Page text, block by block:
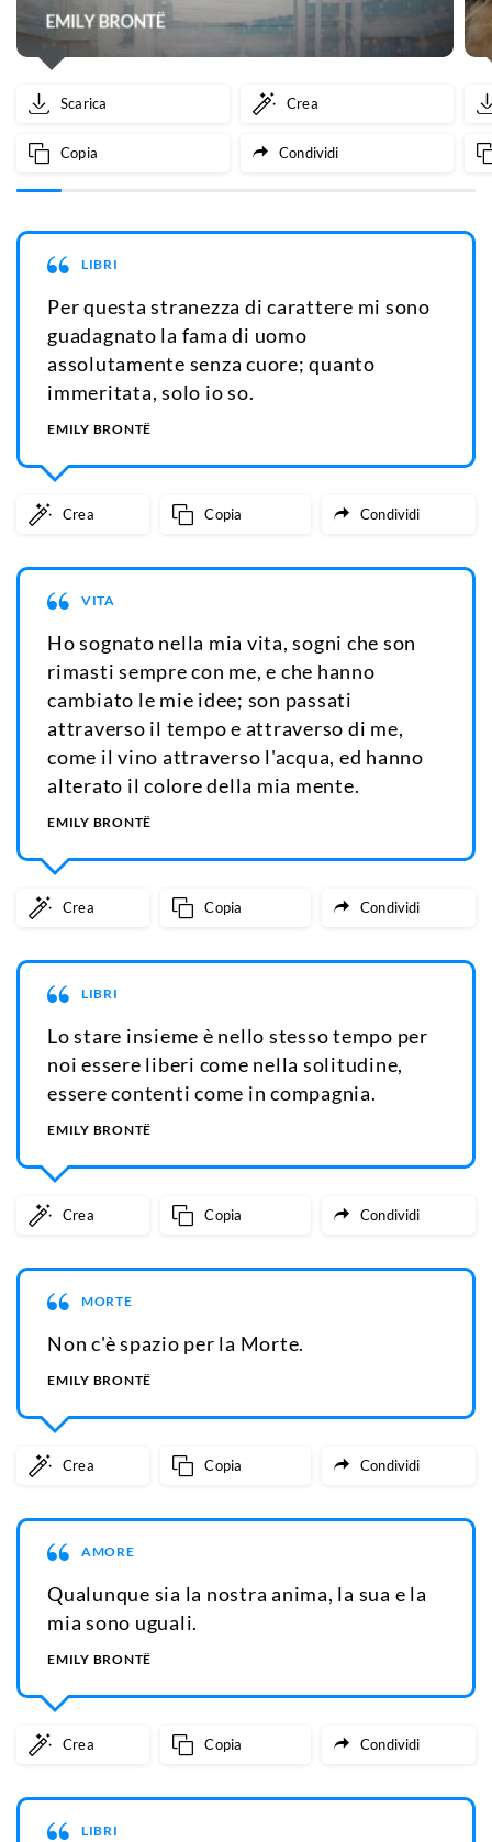
Scarica Crea
Copia Condividi
LIBRI
Per questa stranezza di carattere mi sono
guadagnato la fama di uomo
assolutamente senza cuore; quanto
immeritata, solo io so.
EMILY BRONTË
Crea Copia Condividi
VITA
Ho sognato nella mia vita, sogni che son
rimasti sempre con me, e che hanno
cambiato le mie idee; son passati
attraverso il tempo e attraverso di me,
come il vino attraverso l'acqua, ed hanno
alterato il colore della mia mente.
EMILY BRONTË
Crea Copia Condividi
LIBRI
Lo stare insieme è nello stesso tempo per
noi essere liberi come nella solitudine,
essere contenti come in compagnia.
EMILY BRONTË
Crea Copia Condividi
MORTE
Non c'è spazio per la Morte.
EMILY BRONTË
Crea Copia Condividi
AMORE
Qualunque sia la nostra anima, la sua e la
mia sono uguali.
EMILY BRONTË
Crea Copia Condividi
LIBRI